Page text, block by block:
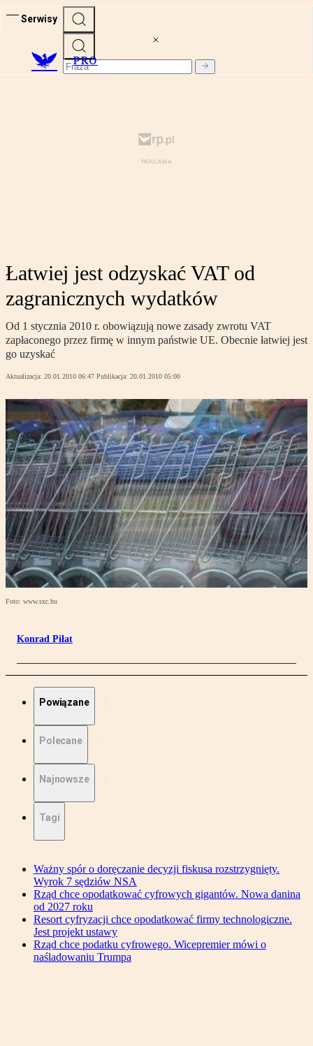
Serwisy
PRO
Łatwiej jest odzyskać VAT od
zagranicznych wydatków
Od 1 stycznia 2010 r. obowiązują nowe zasady zwrotu VAT
zapłaconego przez firmę w innym państwie UE. Obecnie łatwiej jest
go uzyskać
Aktualizacja: 20.01.2010 06:47 Publikacja: 20.01.2010 05:00
Foto: www.sxc.hu
Konrad Piłat
Powiązane
Polecane
Najnowsze
Tagi
Ważny spór o doręczanie decyzji fiskusa rozstrzygnięty.
Wyrok 7 sędziów NSA
Rząd chce opodatkować cyfrowych gigantów. Nowa danina
od 2027 roku
Resort cyfryzacji chce opodatkować firmy technologiczne.
Jest projekt ustawy
Rząd chce podatku cyfrowego. Wicepremier mówi o
naśladowaniu Trumpa